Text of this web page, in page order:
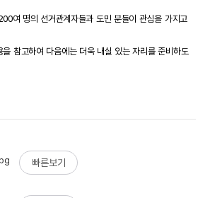
여 명의 선거관계자들과 도민 분들이 관심을 가지고
참고하여 다음에는 더욱 내실 있는 자리를 준비하도
빠른보기